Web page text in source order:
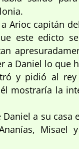
Arioc capitán
este edicto
a Daniel lo que
y pidió al
mostraría la
Daniel a su casa
Misael